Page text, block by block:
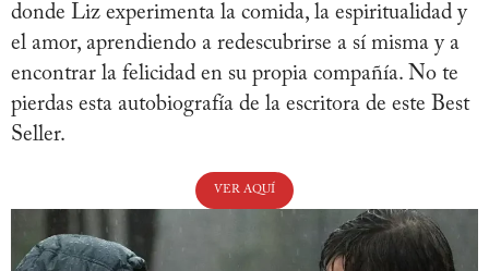
donde Liz experimenta la comida, la espiritualidad y
el amor, aprendiendo a redescubrirse a sí misma y a
encontrar la felicidad en su propia compañía. No te
pierdas esta autobiografía de la escritora de este Best
Seller.
VER AQUÍ